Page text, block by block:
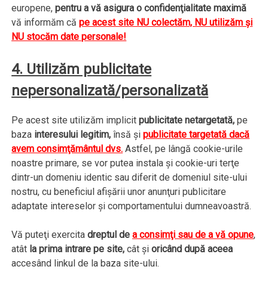
europene,pentru a vă asigura o confidenţialitate maximă
vă informăm căpe acest site NU colectăm, NU utilizăm şi
NU stocăm date personale!
4. Utilizăm publicitate
nepersonalizată/personalizată
Pe acest site utilizăm implicitpublicitate netargetată, pe
baza interesului legitim, însă şipublicitate targetată dacă
avem consimţământul dvs. Astfel, pe lângă cookie-urile
noastre primare, se vor putea instala şi cookie-uri terţe
dintr-un domeniu identic sau diferit de domeniul site-ului
nostru, cu beneficiul afişării unor anunţuri publicitare
adaptate intereselor şi comportamentului dumneavoastră.
Vă puteţi exercitadreptul de a consimţi sau de a vă opune,
atât la prima intrare pe site, cât şioricând după aceea
accesând linkul de la baza site-ului.